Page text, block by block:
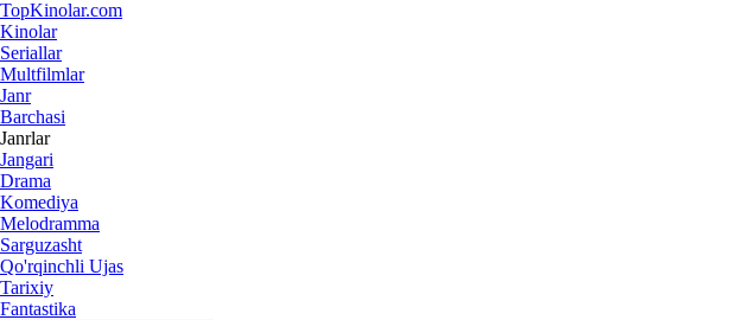
TopKinolar.com
Kinolar
Seriallar
Multfilmlar
Janr
Barchasi
Janrlar
Jangari
Drama
Komediya
Melodramma
Sarguzasht
Qo'rqinchli Ujas
Tarixiy
Fantastika